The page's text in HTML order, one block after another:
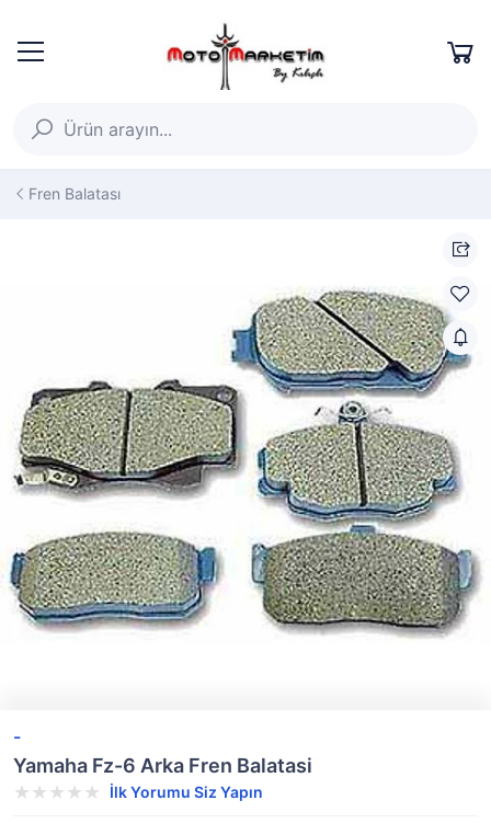
Fren Balatası
-
Yamaha Fz-6 Arka Fren Balatasi
İlk Yorumu Siz Yapın